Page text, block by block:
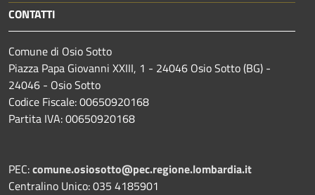
CONTATTI
Comune di Osio Sotto
Piazza Papa Giovanni XXIII, 1 - 24046 Osio Sotto (BG) -
24046 - Osio Sotto
Codice Fiscale: 00650920168
Partita IVA: 00650920168
PEC:comune.osiosotto@pec.regione.lombardia.it
Centralino Unico: 035 4185901